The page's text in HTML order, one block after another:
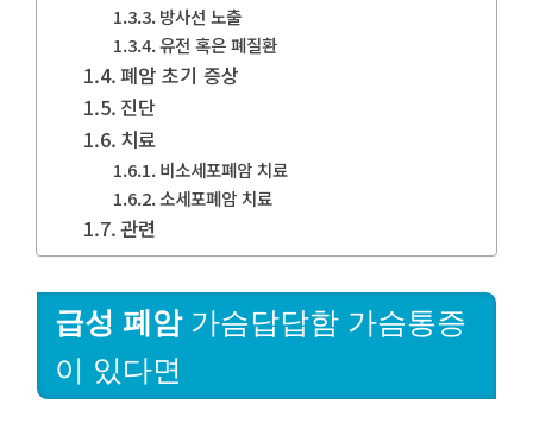
방사선 노출
유전 혹은 폐질환
폐암 초기 증상
진단
치료
비소세포폐암 치료
소세포폐암 치료
관련
급성 폐암가슴답답함 가슴통증
이 있다면